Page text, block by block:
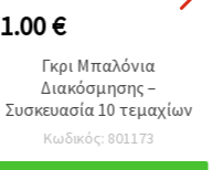
1.00 €
Γκρι Μπαλόνια
Διακόσμησης –
Συσκευασία 10 τεμαχίων
Κωδικός: 801173